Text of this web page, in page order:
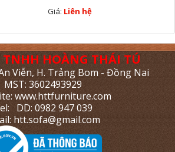
Giá: Liên hệ
TNHH HOÀNG THÁI TÚ
Viễn, H. Trảng Bom - Đồng Nai
MST: 3602493929
www.httfurniture.com
DD: 0982 947 039
htt.sofa@gmail.com